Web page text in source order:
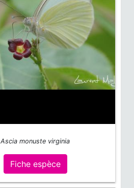
Ascia monuste virginia
Fiche espèce